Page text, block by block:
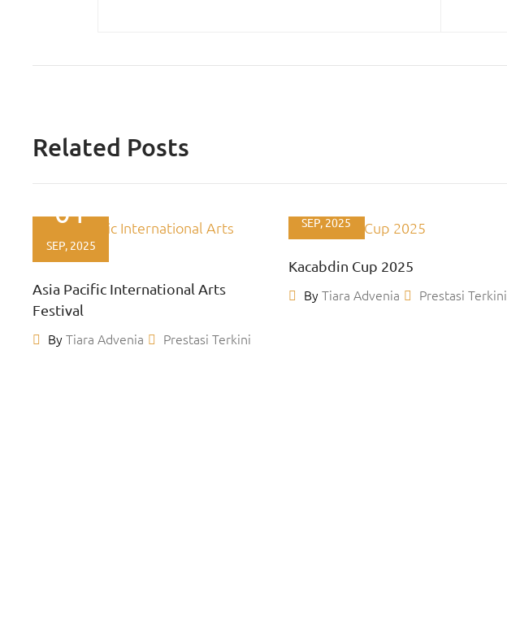
Related Posts
01
SEP, 2025
Asia Pacific International Arts
Festival
By Tiara Advenia Prestasi Terkini
01
SEP, 2025
Kacabdin Cup 2025
By Tiara Advenia Prestasi Terkini